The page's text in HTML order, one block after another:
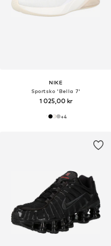
NIKE
Sportsko 'Bella 7'
1 025,00 kr
+4